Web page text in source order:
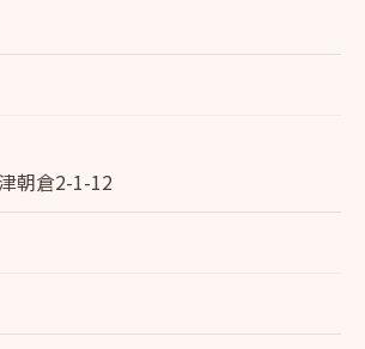
朝倉2-1-12